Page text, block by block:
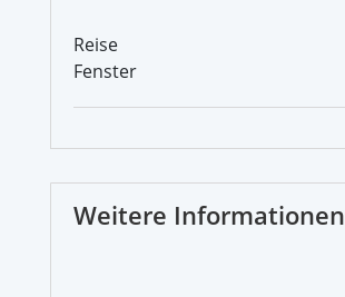
Reise
Fenster
Weitere Informationen